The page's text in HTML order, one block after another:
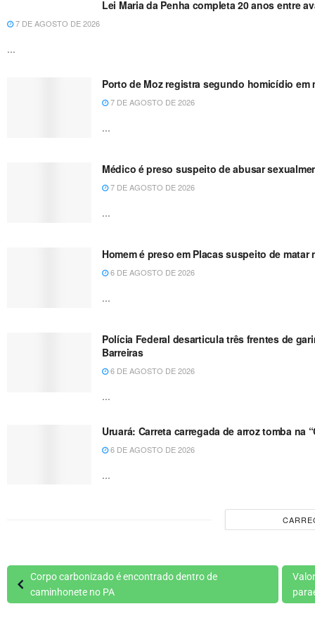
Lei Maria da Penha completa 20 anos entre
7 DE AGOSTO DE 2026
...
Porto de Moz registra segundo homicídio
7 DE AGOSTO DE 2026
...
Médico é preso suspeito de abusar
7 DE AGOSTO DE 2026
...
Homem é preso em Placas suspeito de
6 DE AGOSTO DE 2026
...
Polícia Federal desarticula três frentes de
Barreiras
6 DE AGOSTO DE 2026
...
Uruará: Carreta carregada de arroz tomba na
6 DE AGOSTO DE 2026
...
Corpo carbonizado é encontrado dentro de
caminhonete no PA